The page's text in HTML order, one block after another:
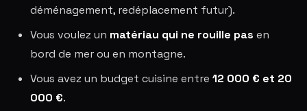
déménagement, redéplacement futur).
Vous voulez un matériau qui ne rouille pas en
bord de mer ou en montagne.
Vous avez un budget cuisine entre 12 000 € et 20
000 €.